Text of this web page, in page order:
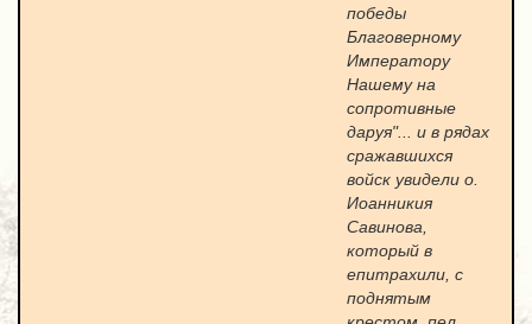
победы
Благоверному
Императору
Нашему на
сопротивные
даруя"... и в рядах
сражавшихся
войск увидели о.
Иоанникия
Савинова,
который в
епитрахили, с
поднятым